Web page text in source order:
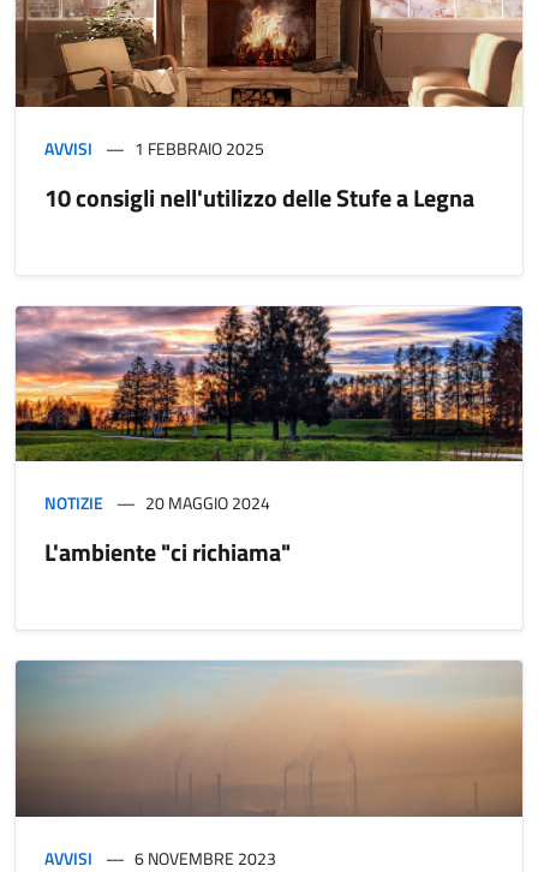
AVVISI 1 FEBBRAIO 2025
10 consigli nell'utilizzo delle Stufe a Legna
NOTIZIE 20 MAGGIO 2024
L'ambiente "ci richiama"
AVVISI 6 NOVEMBRE 2023